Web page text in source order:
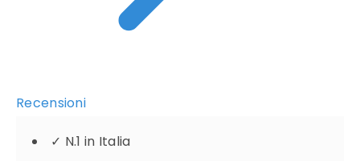
Recensioni
✓ N.1 in Italia